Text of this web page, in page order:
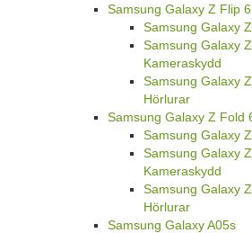
Samsung Galaxy Z Flip 6
Samsung Galaxy
Samsung Galaxy
Kameraskydd
Samsung Galaxy
Hörlurar
Samsung Galaxy Z Fold
Samsung Galaxy
Samsung Galaxy
Kameraskydd
Samsung Galaxy
Hörlurar
Samsung Galaxy A05s